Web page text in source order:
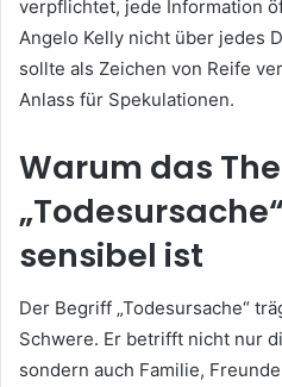
verpflichtet, jede Information
Angelo Kelly nicht über jedes
sollte als Zeichen von Reife
Anlass für Spekulationen.
Warum das
sensibel ist
Der Begriff „Todesursache“
Schwere. Er betrifft nicht nur
sondern auch Familie,